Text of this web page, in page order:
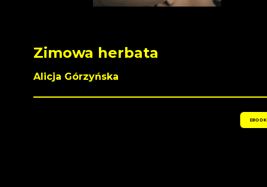
Zimowa herbata
Alicja Górzyńska
EBOOK